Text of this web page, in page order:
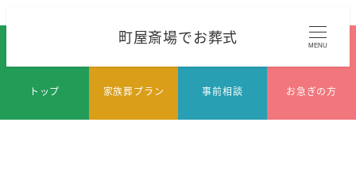
町屋斎場でお葬式 MENU
トップ 家族葬プラン 事前相談 お急ぎの方